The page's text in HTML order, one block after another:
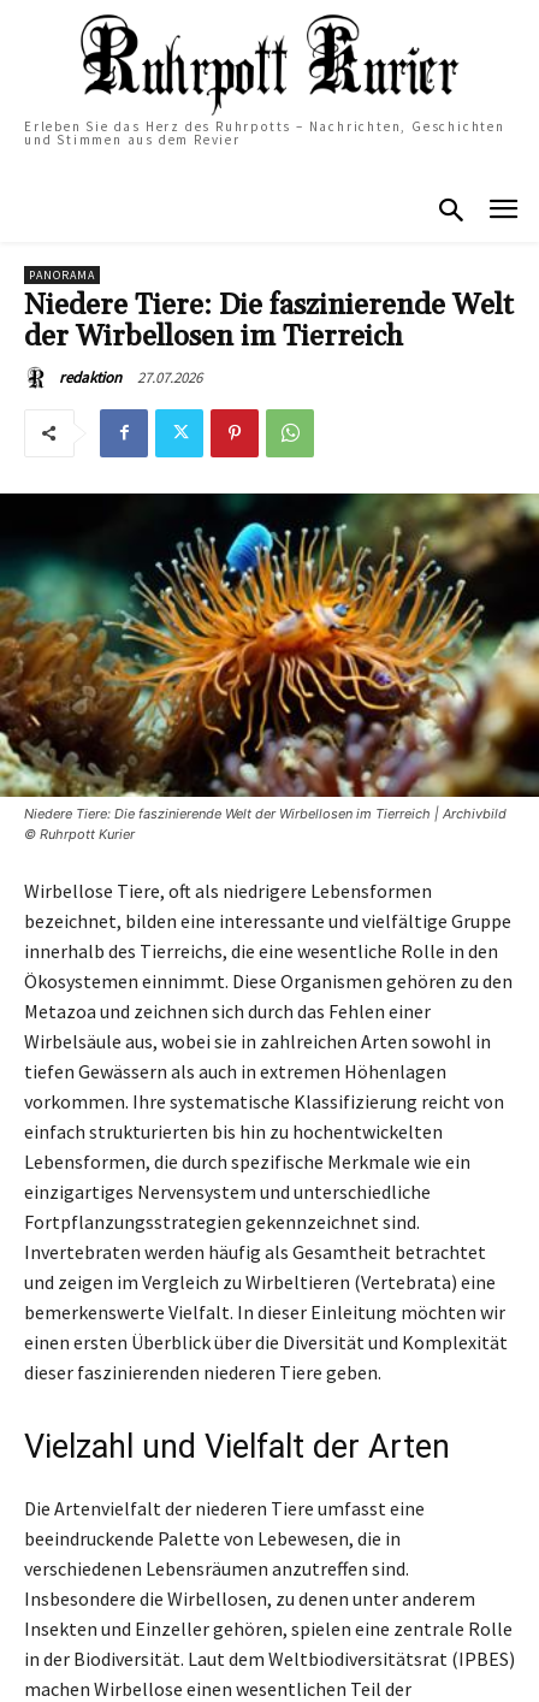
Erleben Sie das Herz des Ruhrpotts – Nachrichten, Geschichten
und Stimmen aus dem Revier
PANORAMA
Niedere Tiere: Die faszinierende Welt
der Wirbellosen im Tierreich
redaktion 27.07.2026
Niedere Tiere: Die faszinierende Welt der Wirbellosen im Tierreich | Archivbild
© Ruhrpott Kurier
Wirbellose Tiere, oft als niedrigere Lebensformen
bezeichnet, bilden eine interessante und vielfältige Gruppe
innerhalb des Tierreichs, die eine wesentliche Rolle in den
Ökosystemen einnimmt. Diese Organismen gehören zu den
Metazoa und zeichnen sich durch das Fehlen einer
Wirbelsäule aus, wobei sie in zahlreichen Arten sowohl in
tiefen Gewässern als auch in extremen Höhenlagen
vorkommen. Ihre systematische Klassifizierung reicht von
einfach strukturierten bis hin zu hochentwickelten
Lebensformen, die durch spezifische Merkmale wie ein
einzigartiges Nervensystem und unterschiedliche
Fortpflanzungsstrategien gekennzeichnet sind.
Invertebraten werden häufig als Gesamtheit betrachtet
und zeigen im Vergleich zu Wirbeltieren (Vertebrata) eine
bemerkenswerte Vielfalt. In dieser Einleitung möchten wir
einen ersten Überblick über die Diversität und Komplexität
dieser faszinierenden niederen Tiere geben.
Vielzahl und Vielfalt der Arten
Die Artenvielfalt der niederen Tiere umfasst eine
beeindruckende Palette von Lebewesen, die in
verschiedenen Lebensräumen anzutreffen sind.
Insbesondere die Wirbellosen, zu denen unter anderem
Insekten und Einzeller gehören, spielen eine zentrale Rolle
in der Biodiversität. Laut dem Weltbiodiversitätsrat (IPBES)
machen Wirbellose einen wesentlichen Teil der